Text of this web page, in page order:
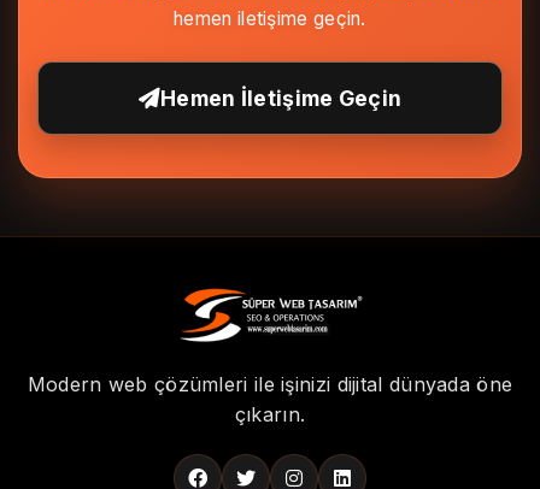
hemen iletişime geçin.
Hemen İletişime Geçin
Modern web çözümleri ile işinizi dijital dünyada öne
çıkarın.